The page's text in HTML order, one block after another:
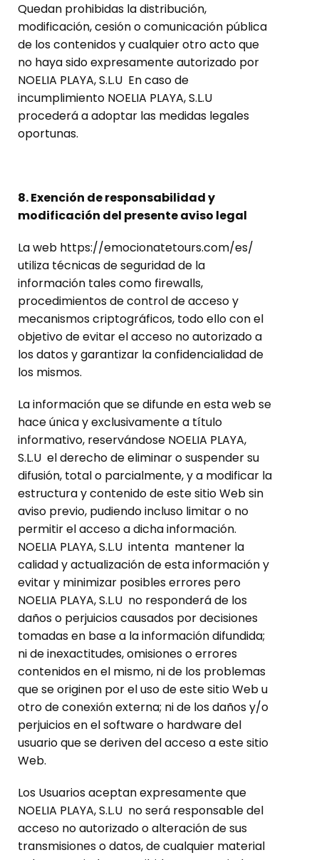
Quedan prohibidas la distribución,
modificación, cesión o comunicación pública
de los contenidos y cualquier otro acto que
no haya sido expresamente autorizado por
NOELIA PLAYA, S.L.U En caso de
incumplimiento NOELIA PLAYA, S.L.U
procederá a adoptar las medidas legales
oportunas.
8. Exención de responsabilidad y
modificación del presente aviso legal
La web https://emocionatetours.com/es/
utiliza técnicas de seguridad de la
información tales como firewalls,
procedimientos de control de acceso y
mecanismos criptográficos, todo ello con el
objetivo de evitar el acceso no autorizado a
los datos y garantizar la confidencialidad de
los mismos.
La información que se difunde en esta web se
hace única y exclusivamente a título
informativo, reservándose NOELIA PLAYA,
S.L.U el derecho de eliminar o suspender su
difusión, total o parcialmente, y a modificar la
estructura y contenido de este sitio Web sin
aviso previo, pudiendo incluso limitar o no
permitir el acceso a dicha información.
NOELIA PLAYA, S.L.U intenta mantener la
calidad y actualización de esta información y
evitar y minimizar posibles errores pero
NOELIA PLAYA, S.L.U no responderá de los
daños o perjuicios causados por decisiones
tomadas en base a la información difundida;
ni de inexactitudes, omisiones o errores
contenidos en el mismo, ni de los problemas
que se originen por el uso de este sitio Web u
otro de conexión externa; ni de los daños y/o
perjuicios en el software o hardware del
usuario que se deriven del acceso a este sitio
Web.
Los Usuarios aceptan expresamente que
NOELIA PLAYA, S.L.U no será responsable del
acceso no autorizado o alteración de sus
transmisiones o datos, de cualquier material